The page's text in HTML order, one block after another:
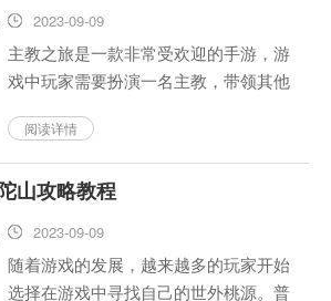
2023-09-09
主教之旅是一款非常受欢迎的手游，游
戏中玩家需要扮演一名主教，带领其他
断提升自己的能力，探索更多的地图，
收集更多的资源和装备，以便更好地完
成任务和挑战。本文将提供主教之...
阅读详情
山攻略教程
2023-09-09
随着游戏的发展，越来越多的玩家开始
选择在游戏中寻找自己的世外桃源。普